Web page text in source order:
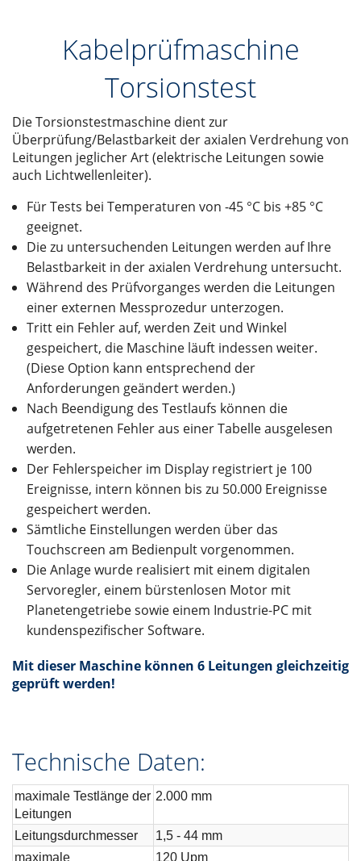
Kabelprüfmaschine
Torsionstest
Die Torsionstestmaschine dient zur
Überprüfung/Belastbarkeit der axialen Verdrehung von
Leitungen jeglicher Art (elektrische Leitungen sowie
auch Lichtwellenleiter).
Für Tests bei Temperaturen von -45 °C bis +85 °C
geeignet.
Die zu untersuchenden Leitungen werden auf Ihre
Belastbarkeit in der axialen Verdrehung untersucht.
Während des Prüfvorganges werden die Leitungen
einer externen Messprozedur unterzogen.
Tritt ein Fehler auf, werden Zeit und Winkel
gespeichert, die Maschine läuft indessen weiter.
(Diese Option kann entsprechend der
Anforderungen geändert werden.)
Nach Beendigung des Testlaufs können die
aufgetretenen Fehler aus einer Tabelle ausgelesen
werden.
Der Fehlerspeicher im Display registriert je 100
Ereignisse, intern können bis zu 50.000 Ereignisse
gespeichert werden.
Sämtliche Einstellungen werden über das
Touchscreen am Bedienpult vorgenommen.
Die Anlage wurde realisiert mit einem digitalen
Servoregler, einem bürstenlosen Motor mit
Planetengetriebe sowie einem Industrie-PC mit
kundenspezifischer Software.
Mit dieser Maschine können 6 Leitungen gleichzeitig
geprüft werden!
Technische Daten:
maximale Testlänge der
Leitungen
2.000 mm
Leitungsdurchmesser
1,5 - 44 mm
maximale
120 Upm